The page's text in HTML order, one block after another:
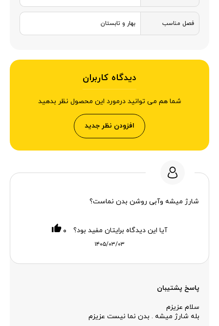
فصل مناسب بهار و تابستان
دیدگاه کاربران
شما هم می توانید درمورد این محصول نظر بدهید
افزودن نظر جدید
شارژ میشه وآبی روشن بدن نماست؟
۱۴۰۵/۰۳/۰۳
آیا این دیدگاه برایتان مفید بود؟ ۰
پاسخ پشتیبان
سلام عزیزم
بله شارژ میشه . بدن نما نیست عزیزم